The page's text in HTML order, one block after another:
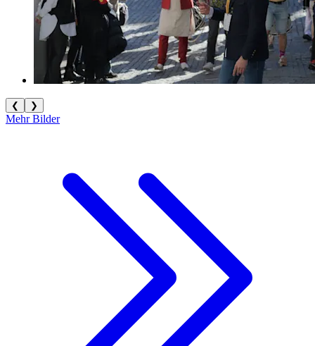
❮ ❯
Mehr Bilder